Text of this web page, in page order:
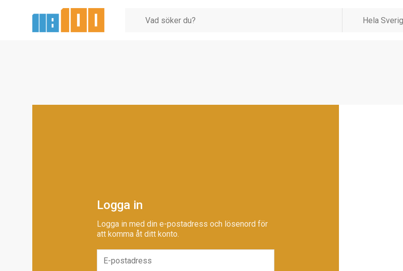
Logga in
Logga in med din e-postadress och lösenord för
att komma åt ditt konto.